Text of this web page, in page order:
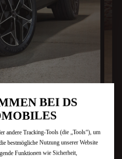
BEI DS
andere Tracking-Tools (die „Tools“), um
bestmögliche Nutzung unserer Website
Funktionen wie Sicherheit,